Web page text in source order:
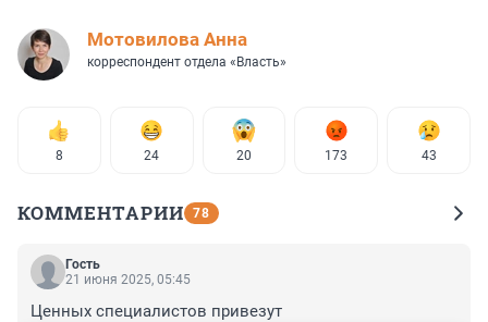
Мотовилова Анна
корреспондент отдела «Власть»
8 24 20 173 43
КОММЕНТАРИИ 78
Гость
21 июня 2025, 05:45
Ценных специалистов привезут